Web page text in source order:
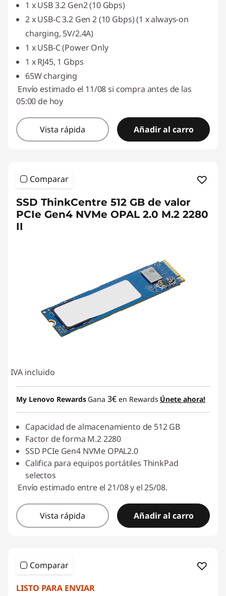
1 x USB 3.2 Gen2 (10 Gbps)
2 x USB-C 3.2 Gen 2 (10 Gbps) (1 x always-on
charging, 5V/2.4A)
1 x USB-C (Power Only
1 x RJ45, 1 Gbps
65W charging
Envío estimado el 11/08 si compra antes de las
05:00 de hoy
Vista rápida Añadir al carro
Comparar
SSD ThinkCentre 512 GB de valor
PCIe Gen4 NVMe OPAL 2.0 M.2 2280
II
IVA incluido
My Lenovo Rewards Gana 3€ en Rewards Únete ahora!
Capacidad de almacenamiento de 512 GB
Factor de forma M.2 2280
SSD PCIe Gen4 NVMe OPAL2.0
Califica para equipos portátiles ThinkPad
selectos
Envío estimado entre el 21/08 y el 25/08.
Vista rápida Añadir al carro
Comparar
LISTO PARA ENVIAR